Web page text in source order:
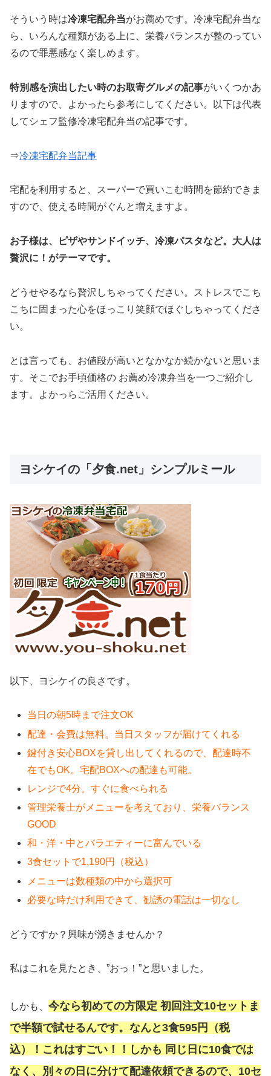
そういう時は冷凍宅配弁当がお薦めです。冷凍宅配弁当な
ら、いろんな種類がある上に、栄養バランスが整のってい
るので罪悪感なく楽しめます。
特別感を演出したい時のお取寄グルメの記事がいくつかあ
りますので、よかったら参考にしてください。以下は代表
してシェフ監修冷凍宅配弁当の記事です。
⇒冷凍宅配弁当記事
宅配を利用すると、スーパーで買いこむ時間を節約できま
すので、使える時間がぐんと増えますよ。
お子様は、ピザやサンドイッチ、冷凍パスタなど。大人は
贅沢に！がテーマです。
どうせやるなら贅沢しちゃってください。ストレスでこち
こちに固まった心をほっこり笑顔でほぐしちゃってくださ
い。
とは言っても、お値段が高いとなかなか続かないと思いま
す。そこでお手頃価格の お薦め冷凍弁当を一つご紹介し
ます。よかっらご活用ください。
ヨシケイの「夕食.net」シンプルミール
以下、ヨシケイの良さです。
当日の朝5時まで注文OK
配達・会費は無料。当日スタッフが届けてくれる
鍵付き安心BOXを貸し出してくれるので、配達時不
在でもOK。宅配BOXへの配達も可能。
レンジで4分。すぐに食べられる
管理栄養士がメニューを考えており、栄養バランス
GOOD
和・洋・中とバラエティーに富んでいる
3食セットで1,190円（税込）
メニューは数種類の中から選択可
必要な時だけ利用できて、勧誘の電話は一切なし
どうですか？興味が湧きませんか？
私はこれを見たとき、”おっ！”と思いました。
しかも、 今なら初めての方限定 初回注文10セットま
で半額で試せるんです。なんと3食595円（税
込）！これはすごい！！しかも 同じ日に10食では
なく、別々の日に分けて配達依頼できるので、10セ